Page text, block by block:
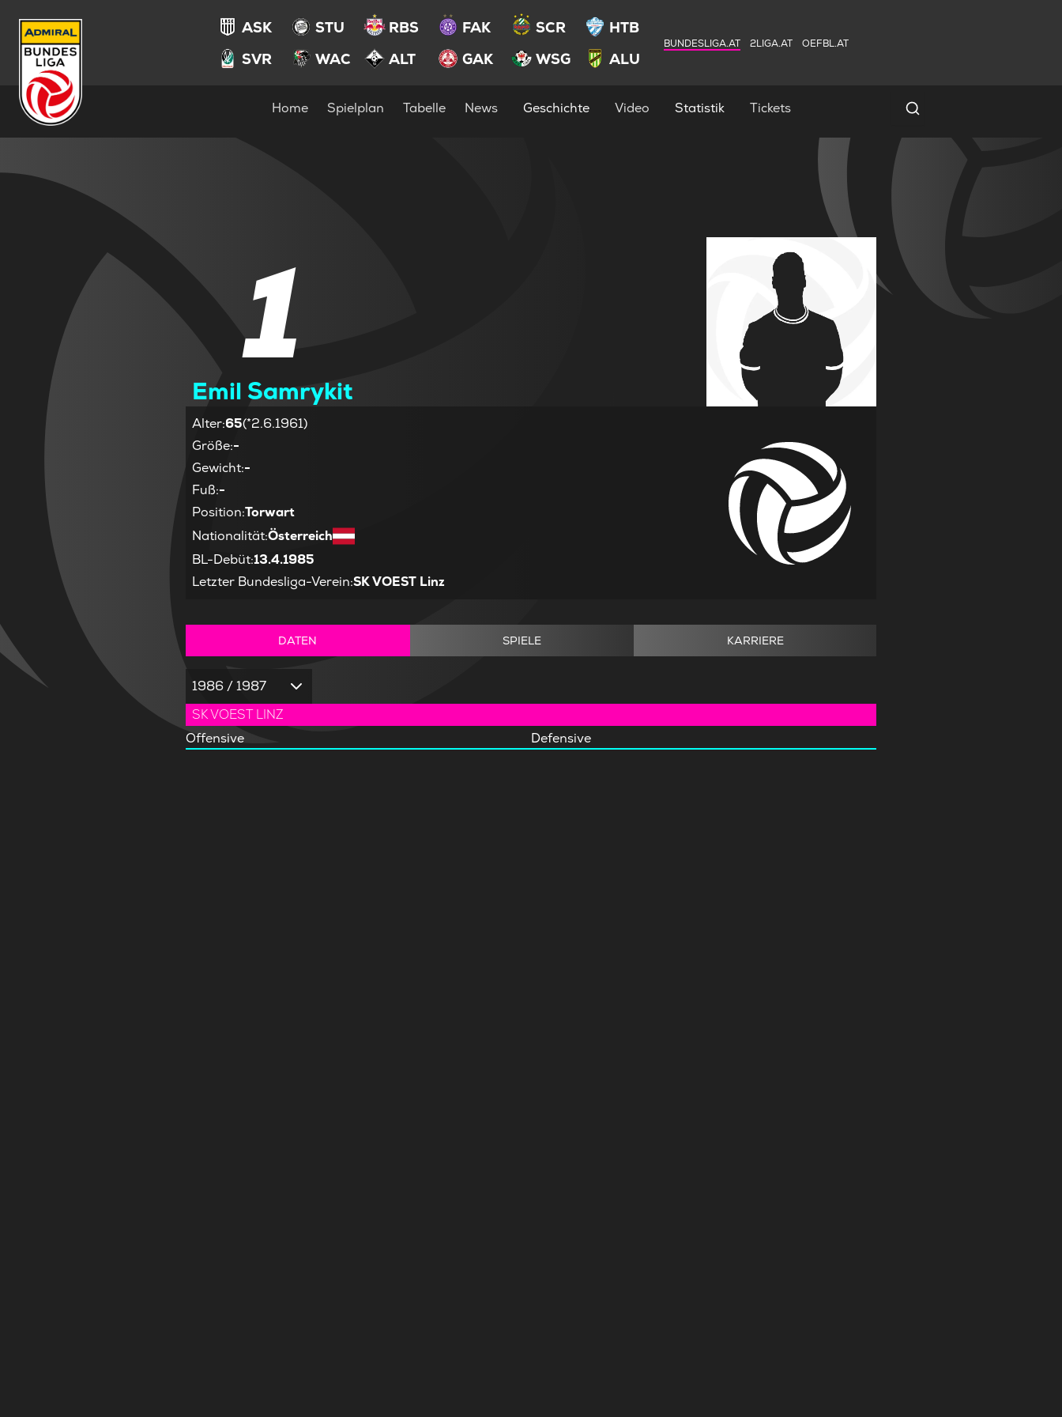
ASK STU RBS FAK SCR
HTB
SVR
WAC ALT GAK WSG ALU
BUNDESLIGA.AT 2LIGA.AT OEFBL.AT
Home Spielplan Tabelle News Geschichte Video Statistik Tickets Spielersuche
1
Emil Samrykit
Alter:65(*2.6.1961)
Größe:-
Gewicht:-
Fuß:-
Position:Torwart
Nationalität:Österreich
BL-Debüt:13.4.1985
Letzter Bundesliga-Verein:SK VOEST Linz
DATEN SPIELE KARRIERE
1986 / 1987
SK VOEST LINZ
Offensive
Defensive